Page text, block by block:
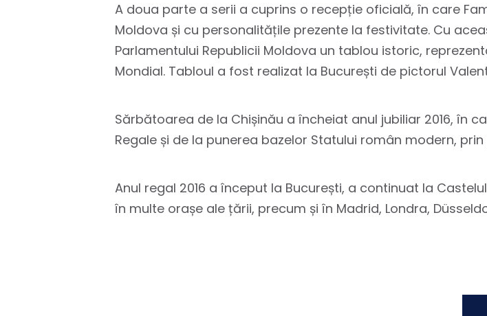
A doua parte a serii a cuprins o recepție oficială, în care
Moldova și cu personalitățile prezente la festivitate. Cu
Parlamentului Republicii Moldova un tablou istoric,
Mondial. Tabloul a fost realizat la București de pictorul
Sărbătoarea de la Chișinău a încheiat anul jubiliar 2016, în
Regale și de la punerea bazelor Statului român modern,
Anul regal 2016 a început la București, a continuat la
în multe orașe ale țării, precum și în Madrid, Londra,